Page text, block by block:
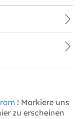
! Markiere uns
zu erscheinen